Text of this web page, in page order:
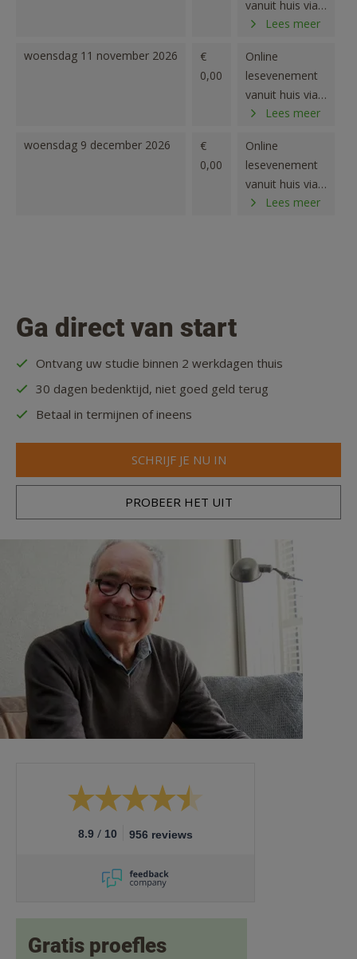
vanuit huis via
ZOOMLees meer
woensdag 11 november 2026
€
0,00
Online
lesevenement
vanuit huis via
ZOOMLees meer
woensdag 9 december 2026
€
0,00
Online
lesevenement
vanuit huis via
ZOOMLees meer
Ga direct van start
Ontvang uw studie binnen 2 werkdagen thuis
30 dagen bedenktijd, niet goed geld terug
Betaal in termijnen of ineens
SCHRIJF JE NU IN
PROBEER HET UIT
8.9 / 10 956 reviews
Gratis proefles